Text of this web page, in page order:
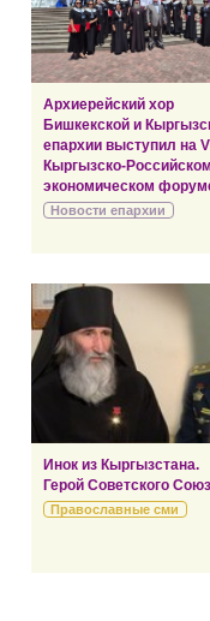
Архиерейский хор
Бишкекской и
епархии выступил на
Кыргызско-Российском
экономическом
Новости епархии
Инок из Кыргызстана.
Герой Советского
Православные сми